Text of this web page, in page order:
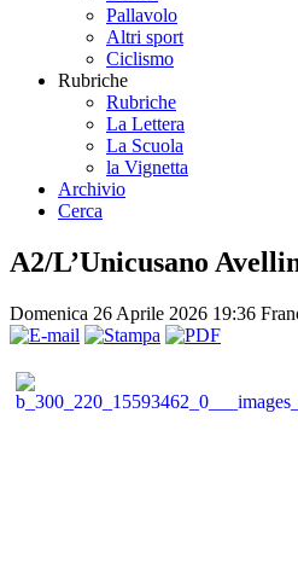
Pallavolo
Altri sport
Ciclismo
Rubriche
Rubriche
La Lettera
La Scuola
la Vignetta
Archivio
Cerca
A2/L’Unicusano
Domenica 26 Aprile 2026 19:36